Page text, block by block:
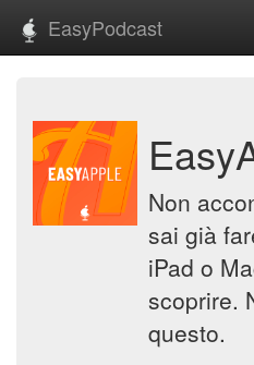
EasyPodcast
Non
sai già
iPad o
scoprire.
questo.